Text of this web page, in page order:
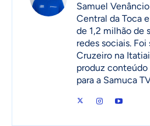
Samuel
Central da Toca
de 1,2 milhão de
redes sociais.
Cruzeiro na
produz
para a Samuca